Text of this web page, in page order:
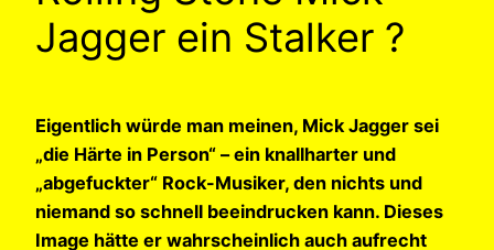
Jagger ein Stalker ?
Eigentlich würde man meinen, Mick Jagger sei
„die Härte in Person“ – ein knallharter und
„abgefuckter“ Rock-Musiker, den nichts und
niemand so schnell beeindrucken kann. Dieses
Image hätte er wahrscheinlich auch aufrecht